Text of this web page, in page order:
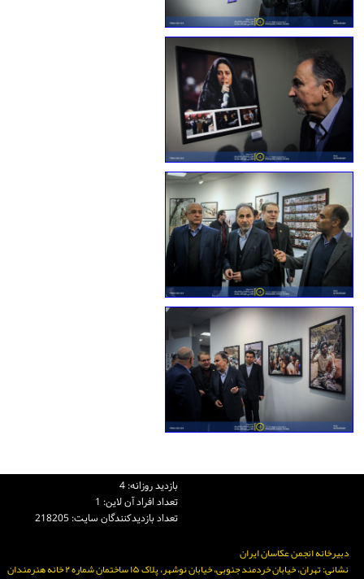
بازديد روزانه: 4
تعداد افراد آن لاين: 1
تعداد بازديدكنندگان سايت: 218205
دبیرخانه انجمن عکاسان ایران
نشانی: تهران، خیابان خردمند جنوبی، خیابان نوشهر، پلاک ۱۵ ساختمان شماره ۲ خانه هنرمندان